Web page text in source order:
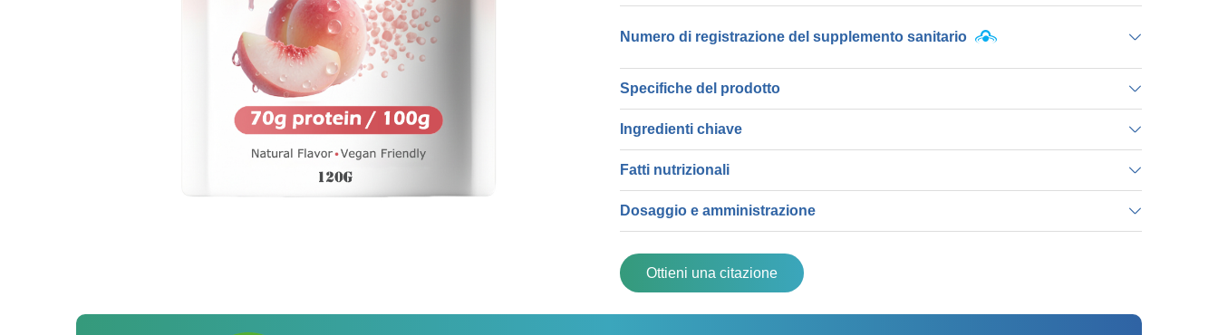
Numero di registrazione del supplemento sanitario
Specifiche del prodotto
Ingredienti chiave
Fatti nutrizionali
Dosaggio e amministrazione
Ottieni una citazione